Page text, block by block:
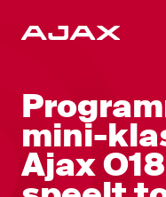
mini-
Ajax